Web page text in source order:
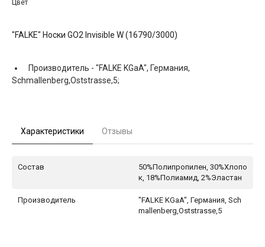
Цвет
"FALKE" Носки GO2 Invisible W (16790/3000)
Производитель - "FALKE KGaA", Германия,
Schmallenberg,Oststrasse,5;
Характеристики Отзывы
Состав
50%Полипропилен, 30%Хлопо
к, 18%Полиамид, 2%Эластан
Производитель
"FALKE KGaA", Германия, Sch
mallenberg,Oststrasse,5